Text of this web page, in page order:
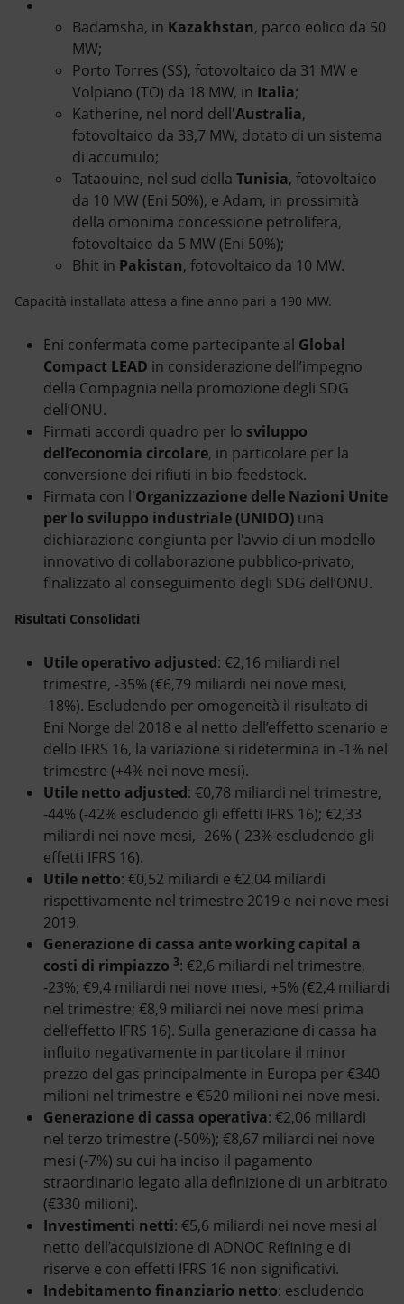
Badamsha, in Kazakhstan, parco eolico da 50
MW;
Porto Torres (SS), fotovoltaico da 31 MW e
Volpiano (TO) da 18 MW, in Italia;
Katherine, nel nord dell'Australia,
fotovoltaico da 33,7 MW, dotato di un sistema
di accumulo;
Tataouine, nel sud della Tunisia, fotovoltaico
da 10 MW (Eni 50%), e Adam, in prossimità
della omonima concessione petrolifera,
fotovoltaico da 5 MW (Eni 50%);
Bhit in Pakistan, fotovoltaico da 10 MW.
Capacità installata attesa a fine anno pari a 190 MW.
Eni confermata come partecipante al Global
Compact LEAD in considerazione dell’impegno
della Compagnia nella promozione degli SDG
dell’ONU.
Firmati accordi quadro per lo sviluppo
dell’economia circolare, in particolare per la
conversione dei rifiuti in bio-feedstock.
Firmata con l'Organizzazione delle Nazioni Unite
per lo sviluppo industriale (UNIDO) una
dichiarazione congiunta per l'avvio di un modello
innovativo di collaborazione pubblico-privato,
finalizzato al conseguimento degli SDG dell’ONU.
Risultati Consolidati
Utile operativo adjusted: €2,16 miliardi nel
trimestre, -35% (€6,79 miliardi nei nove mesi,
-18%). Escludendo per omogeneità il risultato di
Eni Norge del 2018 e al netto dell’effetto scenario e
dello IFRS 16, la variazione si ridetermina in -1% nel
trimestre (+4% nei nove mesi).
Utile netto adjusted: €0,78 miliardi nel trimestre,
-44% (-42% escludendo gli effetti IFRS 16); €2,33
miliardi nei nove mesi, -26% (-23% escludendo gli
effetti IFRS 16).
Utile netto: €0,52 miliardi e €2,04 miliardi
rispettivamente nel trimestre 2019 e nei nove mesi
2019.
Generazione di cassa ante working capital a
costi di rimpiazzo 3: €2,6 miliardi nel trimestre,
-23%; €9,4 miliardi nei nove mesi, +5% (€2,4 miliardi
nel trimestre; €8,9 miliardi nei nove mesi prima
dell’effetto IFRS 16). Sulla generazione di cassa ha
influito negativamente in particolare il minor
prezzo del gas principalmente in Europa per €340
milioni nel trimestre e €520 milioni nei nove mesi.
Generazione di cassa operativa: €2,06 miliardi
nel terzo trimestre (-50%); €8,67 miliardi nei nove
mesi (-7%) su cui ha inciso il pagamento
straordinario legato alla definizione di un arbitrato
(€330 milioni).
Investimenti netti: €5,6 miliardi nei nove mesi al
netto dell’acquisizione di ADNOC Refining e di
riserve e con effetti IFRS 16 non significativi.
Indebitamento finanziario netto: escludendo